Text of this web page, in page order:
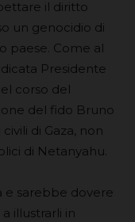
il diritto
un genocidio di
paese. Come al
Presidente
corso del
del fido Bruno
di Gaza, non
di Netanyahu.
e sarebbe dovere
illustrarli in